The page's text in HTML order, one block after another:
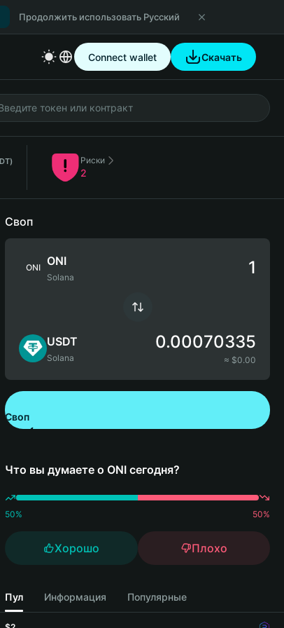
Продолжить использовать Русский
Connect wallet Скачать
Риски
2
Своп
ONI ONI
Solana
USDT
Solana
0.00070335
≈ $0.00
Своп
Что вы думаете о ONI сегодня?
50% 50%
Хорошо Плохо
Пул Информация Популярные